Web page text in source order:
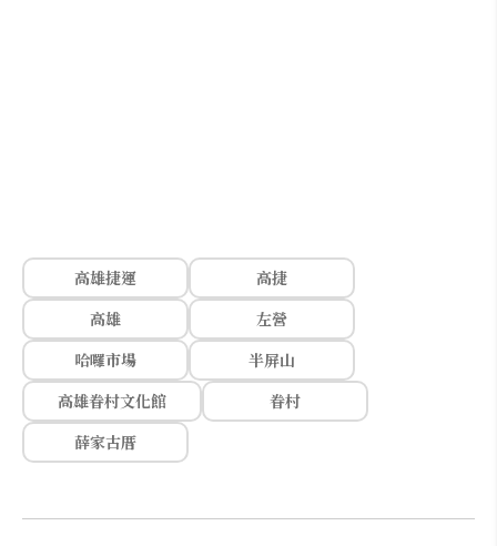
高雄捷運
高捷
高雄
左營
哈囉市場
半屏山
高雄眷村文化館
眷村
薛家古厝